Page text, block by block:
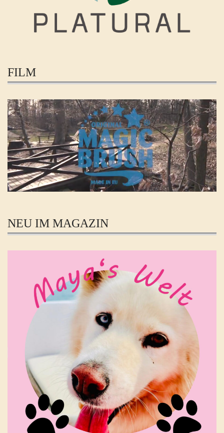
FILM
NEU IM MAGAZIN